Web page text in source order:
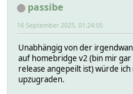
passibe
16 September 2025, 01:24:05
Unabhängig von der
auf homebridge v2 (bin mir gar
release angepeilt ist) würde
upzugraden.